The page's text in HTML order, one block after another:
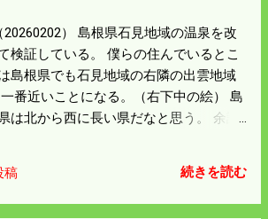
いはずだから コシでこの価格は売れたん
思う。 残りは少なかった。 全行程道の
部に入ってみたが野菜は高かった。 ス
ーのない田舎だからだろうか。 それで
れるんなら構わんが内実はどうなのか
日市町が合併して誕生した。 有名人の
くなった。
20260202） 島根県石見地域の温泉を改
検証している。 僕らの住んでいるとこ
島根県でも石見地域の右隣の出雲地域
番近いことになる。（右下中の絵） 島
は北から西に長い県だなと思う。 余談
光には便利だがストロー効果で 吸いだ
る逆効果の方が大きくて 過疎に拍車が
稿 続きを読む